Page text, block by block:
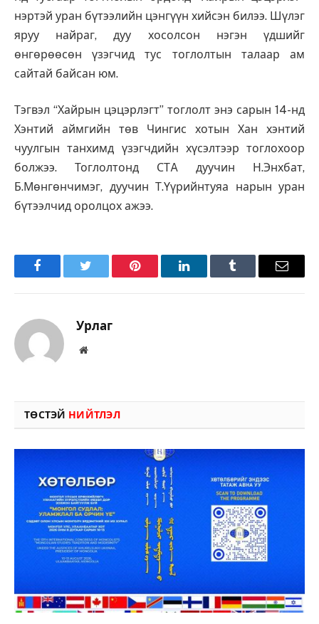
нэртэй уран бүтээлийн цэнгүүн хийсэн билээ. Шүлэг
яруу найраг, дуу хосолсон нэгэн үдшийг
өнгөрөөсөн үзэгчид тус тоглолтын талаар ам
сайтай байсан юм.
Тэгвэл “Хайрын цэцэрлэгт” тоглолт энэ сарын 14-нд
Хэнтий аймгийн төв Чингис хотын Хан хэнтий
чуулгын танхимд үзэгчдийн хүсэлтээр тоглохоор
болжээ. Тоглолтонд СТA дуучин Н.Энхбат,
Б.Мөнгөнчимэг, дуучин Т.Үүрийнтуяа нарын уран
бүтээлчид оролцох ажээ.
FacebookTwitter Pinterest LinkedInTumblr Имэйл
Урлаг
Вэбсайт
ТӨСТЭЙ НИЙТЛЭЛ